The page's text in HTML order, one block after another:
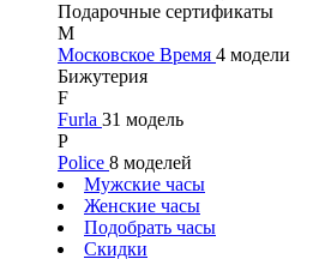
Подарочные сертификаты
М
Московское Время 4 модели
Бижутерия
F
Furla 31 модель
P
Police 8 моделей
Мужские часы
Женские часы
Подобрать часы
Скидки